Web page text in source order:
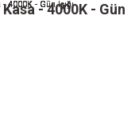
- 4000K - Gün